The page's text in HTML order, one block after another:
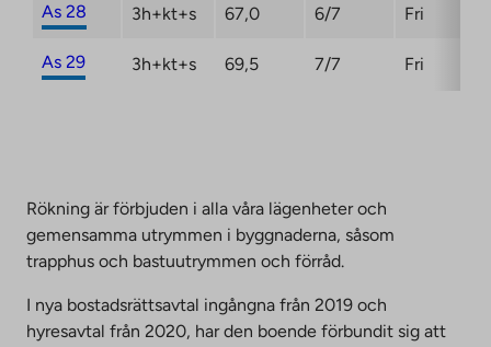
As 28 3h+kt+s 67,0 6/7 Fri
As 29 3h+kt+s 69,5 7/7 Fri
Rökning är förbjuden i alla våra lägenheter och
gemensamma utrymmen i byggnaderna, såsom
trapphus och bastuutrymmen och förråd.
I nya bostadsrättsavtal ingångna från 2019 och
hyresavtal från 2020, har den boende förbundit sig att